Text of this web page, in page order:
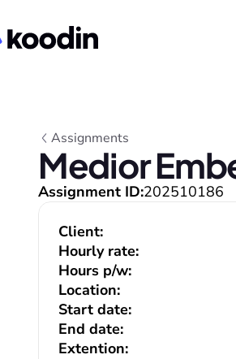
Assignments
Medior
Assignment ID:202510186
Start date:
End date:
Extention:
Client:
Hourly rate:
Hours p/w:
Location: